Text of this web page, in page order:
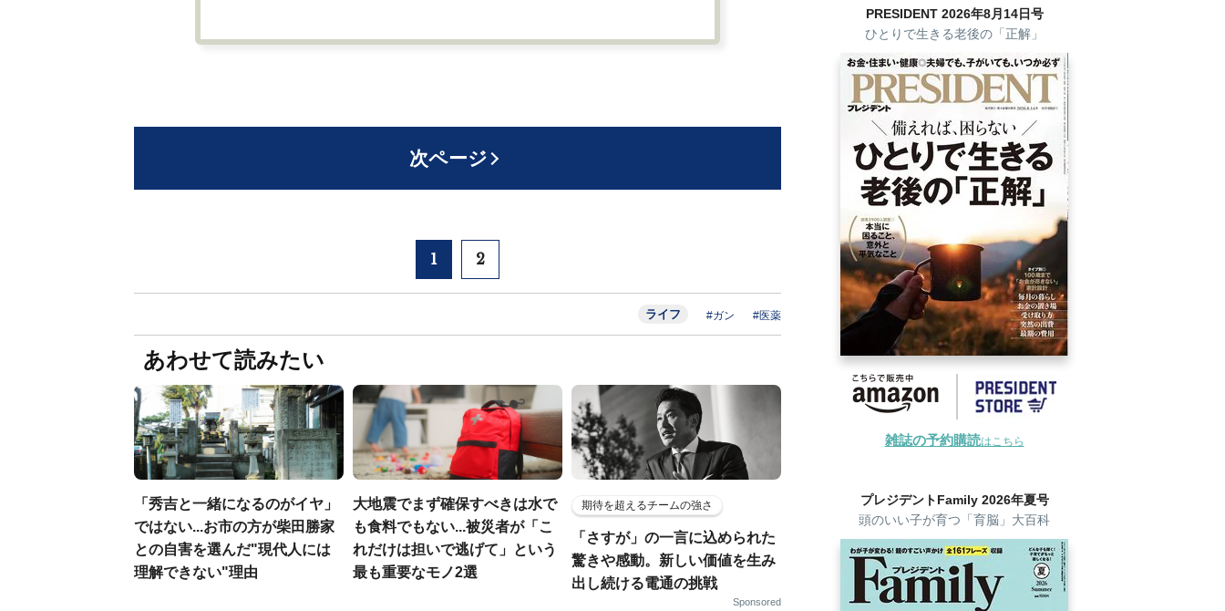
次ページ
1 2
ライフ #ガン #医薬
あわせて読みたい
「秀吉と一緒になるのがイヤ」
ではない...お市の方が柴田勝家
との自害を選んだ"現代人には
理解できない"理由
大地震でまず確保すべきは水で
も食料でもない...被災者が「こ
れだけは担いで逃げて」という
最も重要なモノ2選
期待を超えるチームの強さ
「さすが」の一言に込められた
驚きや感動。新しい価値を生み
出し続ける電通の挑戦
Sponsored
PRESIDENT 2026年8月14日号
ひとりで生きる老後の「正解」
雑誌の予約購読はこちら
プレジデントFamily 2026年夏号
頭のいい子が育つ「育脳」大百科